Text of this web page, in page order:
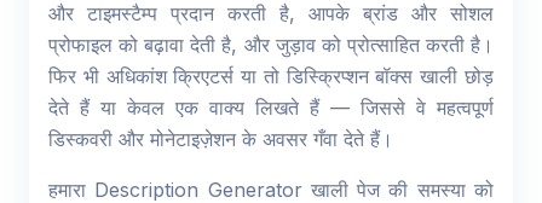
और टाइमस्टैम्प प्रदान करती है, आपके ब्रांड और सोशल
प्रोफाइल को बढ़ावा देती है, और जुड़ाव को प्रोत्साहित करती है।
फिर भी अधिकांश क्रिएटर्स या तो डिस्क्रिप्शन बॉक्स खाली छोड़
देते हैं या केवल एक वाक्य लिखते हैं — जिससे वे महत्वपूर्ण
डिस्कवरी और मोनेटाइज़ेशन के अवसर गँवा देते हैं।
हमारा Description Generator खाली पेज की समस्या को